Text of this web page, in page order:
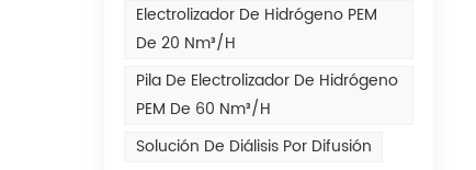
Electrolizador De Hidrógeno PEM
De 20 Nm³/h
Pila De Electrolizador De Hidrógeno
PEM De 60 Nm³/h
Solución De Diálisis Por Difusión